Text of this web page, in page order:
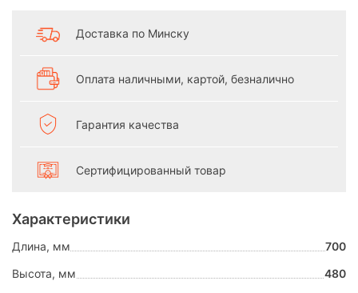
Доставка по Минску
Оплата наличными, картой, безналично
Гарантия качества
Сертифицированный товар
Характеристики
Длина, мм
700
Высота, мм
480